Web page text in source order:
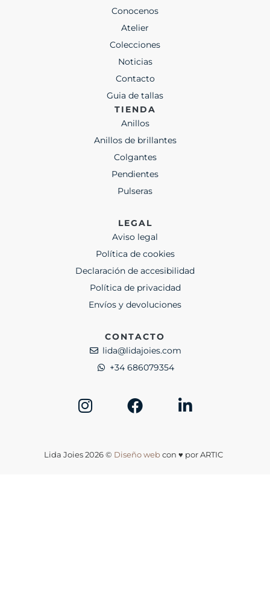
Conocenos
Atelier
Colecciones
Noticias
Contacto
Guia de tallas
TIENDA
Anillos
Anillos de brillantes
Colgantes
Pendientes
Pulseras
LEGAL
Aviso legal
Política de cookies
Declaración de accesibilidad
Política de privacidad
Envíos y devoluciones
CONTACTO
lida@lidajoies.com
+34 686079354
Lida Joies 2026 © Diseño webcon ♥️ por ARTIC